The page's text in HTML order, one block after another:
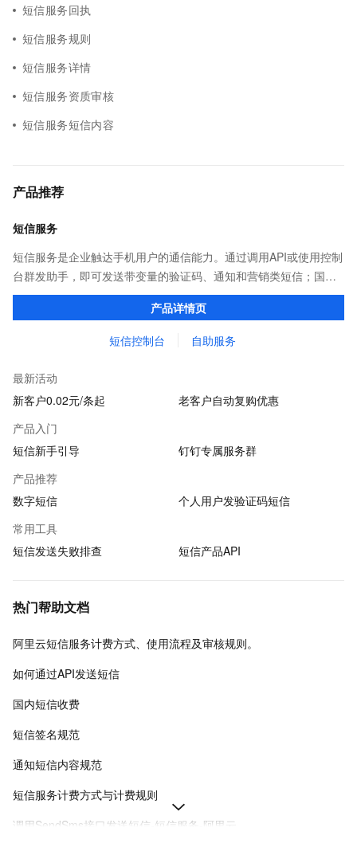
短信服务回执
短信服务规则
短信服务详情
短信服务资质审核
短信服务短信内容
产品推荐
短信服务
短信服务是企业触达手机用户的通信能力。通过调用API或使用控制
台群发助手，即可发送带变量的验证码、通知和营销类短信；国内
验证短信秒级触达，到达率最高可达99%；国际/港澳台短信覆盖
200+国家和地区，安全稳定。产品详情页
短信控制台 自助服务
最新活动
新客户0.02元/条起
老客户自动复购优惠
产品入门
短信新手引导
钉钉专属服务群
产品推荐
数字短信
个人用户发验证码短信
常用工具
短信发送失败排查
短信产品API
热门帮助文档
阿里云短信服务计费方式、使用流程及审核规则。
如何通过API发送短信
国内短信收费
短信签名规范
通知短信内容规范
短信服务计费方式与计费规则
调用SendSms接口发送短信-短信服务-阿里云